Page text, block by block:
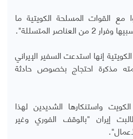
مع القوات المسلحة الكويتية ما
المتسللة".
إنها استدعت السفير الإيراني
مذكرة احتجاج بخصوص حادثة
واستنكارها الشديدين لهذا
إيران "بالوقف الفوري وغير